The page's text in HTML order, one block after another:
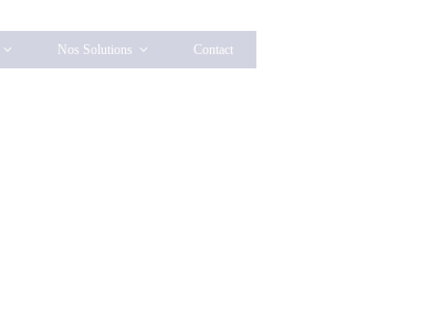
Nos Solutions Contact